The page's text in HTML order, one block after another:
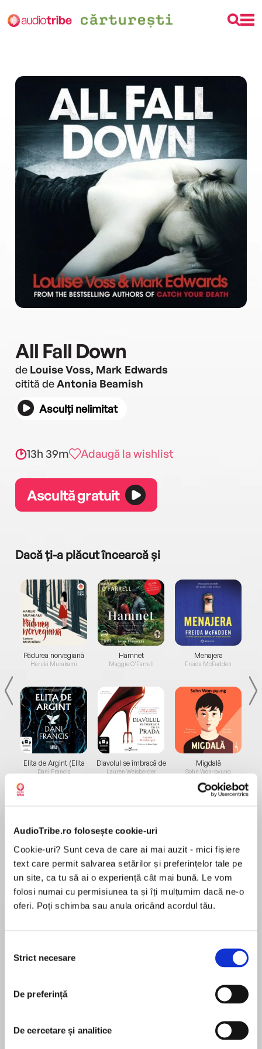
AudioTribe.ro folosește cookie-uri
Cookie-uri? Sunt ceva de care ai mai auzit - mici fișiere
text care permit salvarea setărilor și preferințelor tale pe
un site, ca tu să ai o experiență cât mai bună. Le vom
folosi numai cu permisiunea ta și îți mulțumim dacă ne-o
oferi. Poți schimba sau anula oricând acordul tău.
consimțământului
Strict necesare
De preferință
De cercetare și analitice
All Fall Down
de Louise Voss, Mark Edwards
citită deAntonia Beamish
Asculți nelimitat
13h 39m Adaugă la wishlist
Ascultă gratuit
Dacă ți-a plăcut încearcă și
Pădurea norvegiană
Haruki Murakami
Elita de Argint (Elita
de...
Dani Francis
Hamnet
Maggie O'Farrell
Diavolul se îmbracă de
la...
Lauren Weisberger
Menajera
Freida McFadden
Migdală
Sohn Won-pyung
Desprecarte
Time to die…
The explosive new thriller featuring Kate
Maddox from the writers of Catch Your Death
and Killing Cupid.
wants is to lead a normal life with her partner
Paul and son Jack. But then a face from the
A devastating new strain of the virus that killed
bomb rips through a hotel killing many top
scientists, it becomes clear someone will do
pentru această carte
Mark Edwards has been a Head of Science for 8
years and has been a KS3-5 Physics teacher for
over 30 years including teaching IGCSE Physics